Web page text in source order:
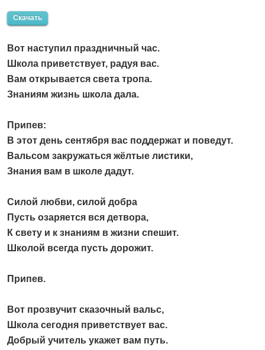
Скачать
Вот наступил праздничный час.
Школа приветствует, радуя вас.
Вам открывается света тропа.
Знаниям жизнь школа дала.
Припев:
В этот день сентября вас поддержат и поведут.
Вальсом закружаться жёлтые листики,
Знания вам в школе дадут.
Силой любви, силой добра
Пусть озаряется вся детвора,
К свету и к знаниям в жизни спешит.
Школой всегда пусть дорожит.
Припев.
Вот прозвучит сказочный вальс,
Школа сегодня приветствует вас.
Добрый учитель укажет вам путь.